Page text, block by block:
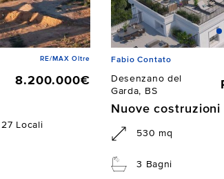
RE/MAX Oltre
8.200.000€
27 Locali
Fabio Contato
Desenzano del
Garda, BS
Nuove costruzioni
530 mq
3 Bagni